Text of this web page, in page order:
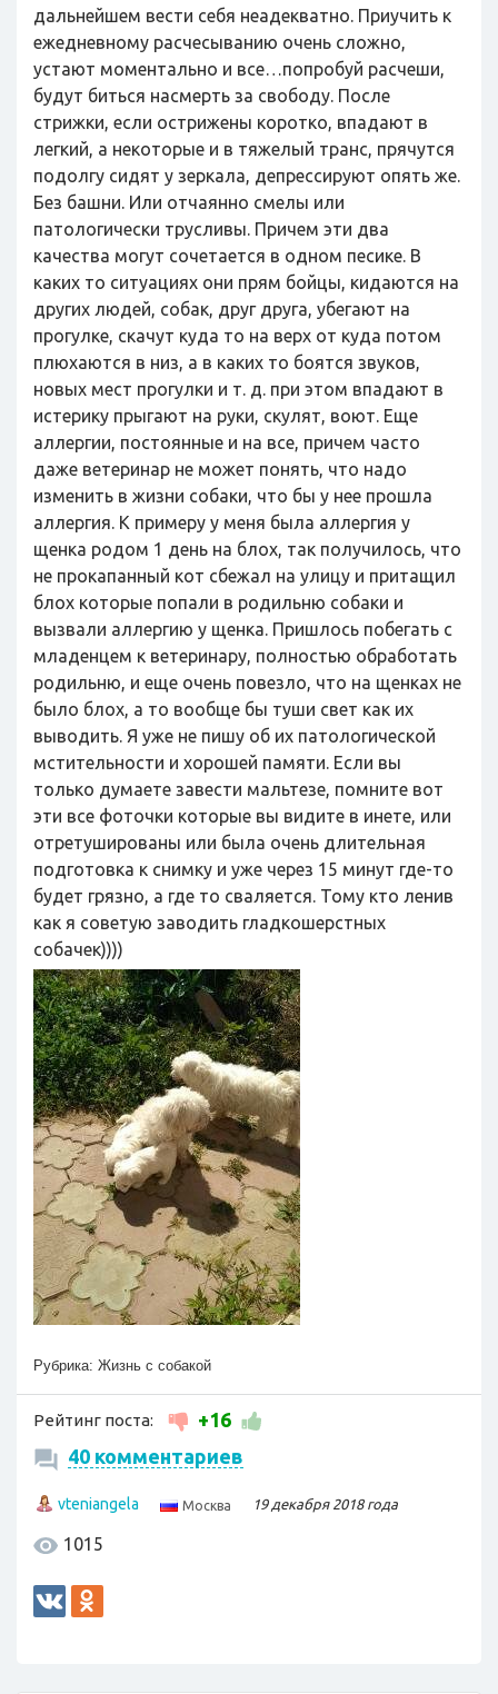
дальнейшем вести себя неадекватно. Приучить к
ежедневному расчесыванию очень сложно,
устают моментально и все…попробуй расчеши,
будут биться насмерть за свободу. После
стрижки, если острижены коротко, впадают в
легкий, а некоторые и в тяжелый транс, прячутся
подолгу сидят у зеркала, депрессируют опять же.
Без башни. Или отчаянно смелы или
патологически трусливы. Причем эти два
качества могут сочетается в одном песике. В
каких то ситуациях они прям бойцы, кидаются на
других людей, собак, друг друга, убегают на
прогулке, скачут куда то на верх от куда потом
плюхаются в низ, а в каких то боятся звуков,
новых мест прогулки и т. д. при этом впадают в
истерику прыгают на руки, скулят, воют. Еще
аллергии, постоянные и на все, причем часто
даже ветеринар не может понять, что надо
изменить в жизни собаки, что бы у нее прошла
аллергия. К примеру у меня была аллергия у
щенка родом 1 день на блох, так получилось, что
не прокапанный кот сбежал на улицу и притащил
блох которые попали в родильню собаки и
вызвали аллергию у щенка. Пришлось побегать с
младенцем к ветеринару, полностью обработать
родильню, и еще очень повезло, что на щенках не
было блох, а то вообще бы туши свет как их
выводить. Я уже не пишу об их патологической
мстительности и хорошей памяти. Если вы
только думаете завести мальтезе, помните вот
эти все фоточки которые вы видите в инете, или
отретушированы или была очень длительная
подготовка к снимку и уже через 15 минут где-то
будет грязно, а где то сваляется. Тому кто ленив
как я советую заводить гладкошерстных
собачек))))
Рубрика: Жизнь с собакой
Рейтинг поста:
+16
40 комментариев
vteniangela Москва 19 декабря 2018 года
1015